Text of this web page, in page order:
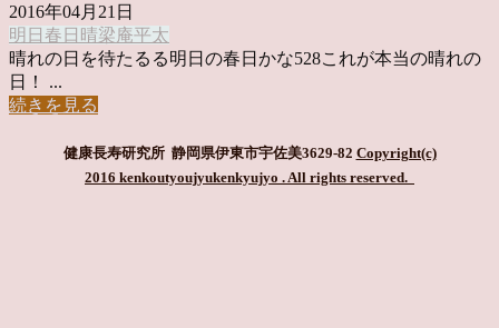
2016年04月21日
明日 春日 晴梁庵平太
晴れの日を待たるる明日の春日かな528これが本当の晴れの
日！ ...
続きを見る
健康長寿研究所 静岡県伊東市宇佐美3629-82 Copyright(c)
2016 kenkoutyoujyukenkyujyo . All rights reserved.